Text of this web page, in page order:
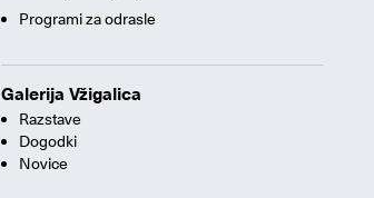
Programi za odrasle
Galerija Vžigalica
Razstave
Dogodki
Novice